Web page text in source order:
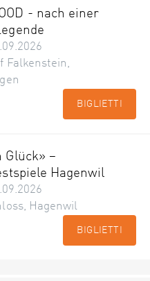
- nach einer
Falkenstein,
BIGLIETTI
Glück» –
Hagenwil
Hagenwil
BIGLIETTI